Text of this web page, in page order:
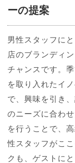
ーの提案
男性スタッフに
店のブランディ
チャンスです。
を取り入れたイ
で、興味を引き
のニーズに合わ
を行うことで、
性スタッフがこ
クも、ゲストに